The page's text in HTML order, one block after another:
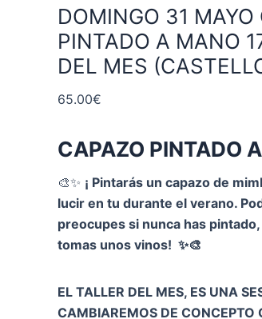
DOMINGO 31 MAYO
PINTADO A MANO
DEL MES
65.00€
CAPAZO PINTADO
🎨✨ ¡ Pintarás un capazo de
lucir en tu durante el verano.
preocupes si nunca has
tomas unos vinos! ✨🎨
EL TALLER DEL MES, ES UNA
CAMBIAREMOS DE CONCEPTO